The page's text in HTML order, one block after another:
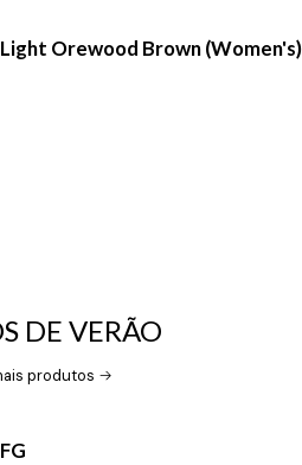
Orewood Brown (Women's)
DE VERÃO
produtos